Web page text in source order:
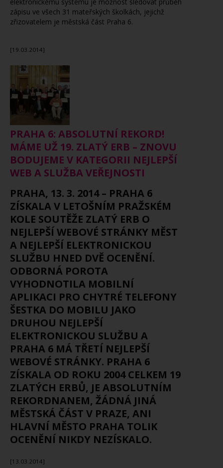
zápisu ve všech 31 mateřských školkách, jejichž
zřizovatelem je městská část Praha 6.
[19.03.2014]
PRAHA 6: ABSOLUTNÍ REKORD!
MÁME UŽ 19. ZLATÝ ERB – ZNOVU
BODUJEME V KATEGORII NEJLEPŠÍ
WEB A SLUŽBA VEŘEJNOSTI
PRAHA, 13. 3. 2014 – PRAHA 6
ZÍSKALA V LETOŠNÍM PRAŽSKÉM
KOLE SOUTĚŽE ZLATÝ ERB O
NEJLEPŠÍ WEBOVÉ STRÁNKY MĚST
A NEJLEPŠÍ ELEKTRONICKOU
SLUŽBU HNED DVĚ OCENĚNÍ.
ODBORNÁ POROTA
VYHODNOTILA MOBILNÍ
APLIKACI PRO CHYTRÉ TELEFONY
ŠESTKA DO MOBILU JAKO
DRUHOU NEJLEPŠÍ
ELEKTRONICKOU SLUŽBU A
PRAHA 6 MÁ TŘETÍ NEJLEPŠÍ
WEBOVÉ STRÁNKY. PRAHA 6
ZÍSKALA OD ROKU 2004 CELKEM 19
ZLATÝCH ERBŮ, JE ABSOLUTNÍM
REKORDNANEM, ŽÁDNÁ JINÁ
MĚSTSKÁ ČÁST V PRAZE, ANI
HLAVNÍ MĚSTO PRAHA TOLIK
OCENĚNÍ NIKDY NEZÍSKALO.
[13.03.2014]